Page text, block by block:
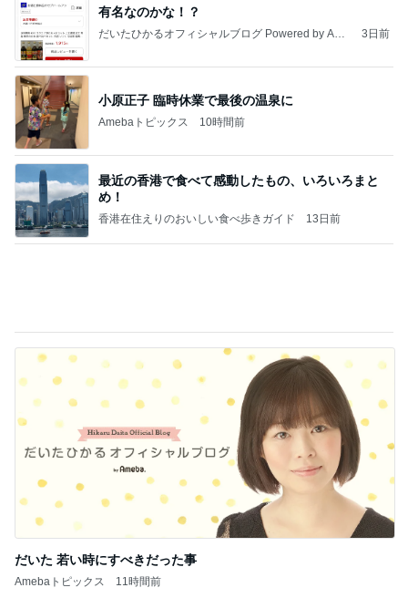
小原正子 臨時休業で最後の温泉に
Amebaトピックス 10時間前
最近の香港で食べて感動したもの、いろいろまと
め！
香港在住えりのおいしい食べ歩きガイド
だいた 若い時にすべきだった事
Amebaトピックス 11時間前
記事を読む
東京都議会は酷いですね。支持しているのは小池都
知事だと想いますが、こんなのを許していいんです
か？
ht9299yzf祈りのブログ 2時間前